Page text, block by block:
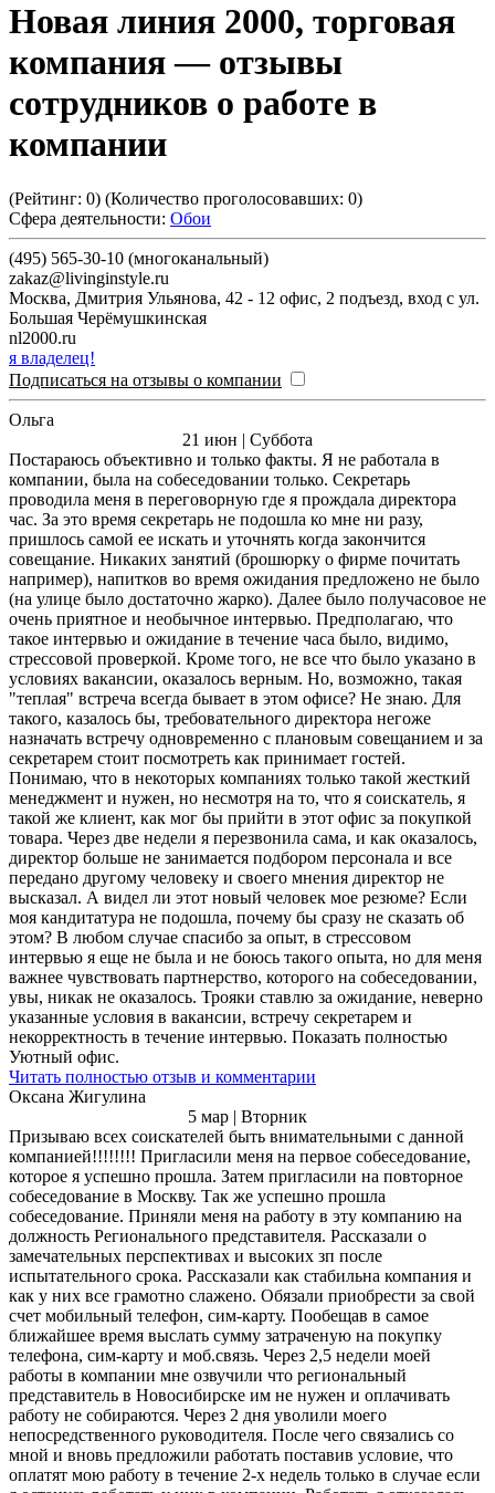
Новая линия 2000, торговая
компания— отзывы
сотрудников о работе в
компании
(Рейтинг: 0) (Количество проголосовавших: 0)
Сфера деятельности: Обои
(495) 565-30-10 (многоканальный)
zakaz@livinginstyle.ru
Москва, Дмитрия Ульянова, 42 - 12 офис, 2 подъезд, вход с ул.
Большая Черёмушкинская
nl2000.ru
я владелец!
Подписаться на отзывы о компании
Ольга
21 июн | Суббота
Постараюсь объективно и только факты. Я не работала в
компании, была на собеседовании только. Секретарь
проводила меня в переговорную где я прождала директора
час. За это время секретарь не подошла ко мне ни разу,
пришлось самой ее искать и уточнять когда закончится
совещание. Никаких занятий (брошюрку о фирме почитать
например), напитков во время ожидания предложено не было
(на улице было достаточно жарко). Далее было получасовое не
очень приятное и необычное интервью. Предполагаю, что
такое интервью и ожидание в течение часа было, видимо,
стрессовой проверкой. Кроме того, не все что было указано в
условиях вакансии, оказалось верным. Но, возможно, такая
"теплая" встреча всегда бывает в этом офисе? Не знаю. Для
такого, казалось бы, требовательного директора негоже
назначать встречу одновременно с плановым совещанием и за
секретарем стоит посмотреть как принимает гостей.
Понимаю, что в некоторых компаниях только такой жесткий
менеджмент и нужен, но несмотря на то, что я соискатель, я
такой же клиент, как мог бы прийти в этот офис за покупкой
товара. Через две недели я перезвонила сама, и как оказалось,
директор больше не занимается подбором персонала и все
передано другому человеку и своего мнения директор не
высказал. А видел ли этот новый человек мое резюме? Если
моя кандитатура не подошла, почему бы сразу не сказать об
этом? В любом случае спасибо за опыт, в стрессовом
интервью я еще не была и не боюсь такого опыта, но для меня
важнее чувствовать партнерство, которого на собеседовании,
увы, никак не оказалось. Трояки ставлю за ожидание, неверно
указанные условия в вакансии, встречу секретарем и
некорректность в течение интервью. Показать полностью
Уютный офис.
Читать полностью отзыв и комментарии
Оксана Жигулина
5 мар | Вторник
Призываю всех соискателей быть внимательными с данной
компанией!!!!!!!! Пригласили меня на первое собеседование,
которое я успешно прошла. Затем пригласили на повторное
собеседование в Москву. Так же успешно прошла
собеседование. Приняли меня на работу в эту компанию на
должность Регионального представителя. Рассказали о
замечательных перспективах и высоких зп после
испытательного срока. Рассказали как стабильна компания и
как у них все грамотно слажено. Обязали приобрести за свой
счет мобильный телефон, сим-карту. Пообещав в самое
ближайшее время выслать сумму затраченую на покупку
телефона, сим-карту и моб.связь. Через 2,5 недели моей
работы в компании мне озвучили что региональный
представитель в Новосибирске им не нужен и оплачивать
работу не собираются. Через 2 дня уволили моего
непосредственного руководителя. После чего связались со
мной и вновь предложили работать поставив условие, что
оплатят мою работу в течение 2-х недель только в случае если